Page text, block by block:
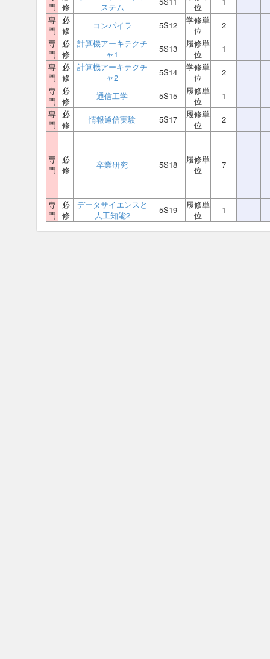
門 修
ステム
位
専
門
必
修
コンパイラ 5S12
学修単
位
2
専
門
必
修
計算機アーキテクチ
ャ1
5S13
履修単
位
1
専
門
必
修
計算機アーキテクチ
ャ2
5S14
学修単
位
2
専
門
必
修
通信工学 5S15
履修単
位
1
専
門
必
修
情報通信実験 5S17
履修単
位
2
専
門
必
修
卒業研究 5S18
履修単
位
7
専
門
必
修
データサイエンスと
人工知能2
5S19
履修単
位
1